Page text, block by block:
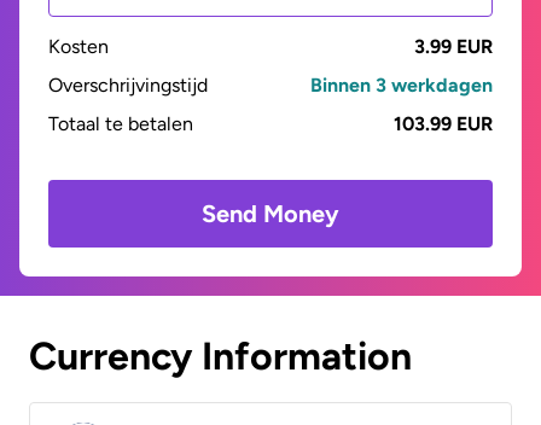
Kosten
3.99 EUR
Overschrijvingstijd
Binnen 3 werkdagen
Totaal te betalen
103.99 EUR
Send Money
Currency Information